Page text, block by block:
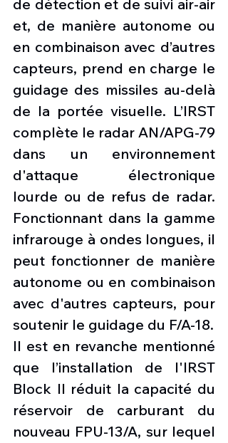
de détection et de suivi air-air
et, de manière autonome ou
en combinaison avec d’autres
capteurs, prend en charge le
guidage des missiles au-delà
de la portée visuelle. L’IRST
complète le radar AN/APG-79
dans un environnement
d'attaque électronique
lourde ou de refus de radar.
Fonctionnant dans la gamme
infrarouge à ondes longues, il
peut fonctionner de manière
autonome ou en combinaison
avec d'autres capteurs, pour
soutenir le guidage du F/A-18.
Il est en revanche mentionné
que l’installation de l'IRST
Block II réduit la capacité du
réservoir de carburant du
nouveau FPU-13/A, sur lequel